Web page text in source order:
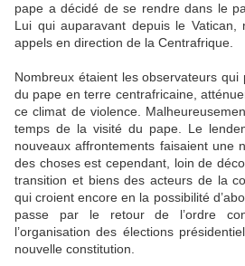
pape a décidé de se rendre dans le
Lui qui auparavant depuis le
appels en direction de la Centrafrique.
Nombreux étaient les observateurs
du pape en terre centrafricaine,
ce climat de violence.
temps de la visité du pape. Le
nouveaux affrontements faisaient une
des choses est cependant, loin de
transition et biens des acteurs de la
qui croient encore en la possibilité
passe par le retour de l’ordre
l’organisation des élections
nouvelle constitution.